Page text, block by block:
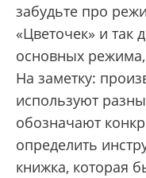
забудьте про
«Цветочек» и так
основных
На заметку:
используют
обозначают
определить
книжка, которая